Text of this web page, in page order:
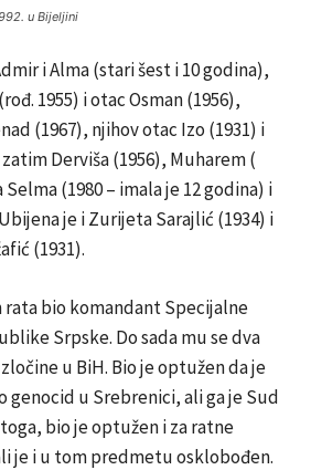
u Bijeljini
iAlma(stari šest i 10 godina),
(rođ. 1955) i otac Osman (1956),
(1967), njihov otac Izo (1931) i
Derviša (1956), Muharem (
(1980 – imala je 12 godina) i
je i Zurijeta Sarajlić (1934) i
(1931).
rata bio komandant Specijalne
Srpske. Do sada mu se dva
u BiH. Bio je optužen da je
genocid u Srebrenici, ali ga je Sud
bio je optužen i za ratne
je i u tom predmetu osklobođen.